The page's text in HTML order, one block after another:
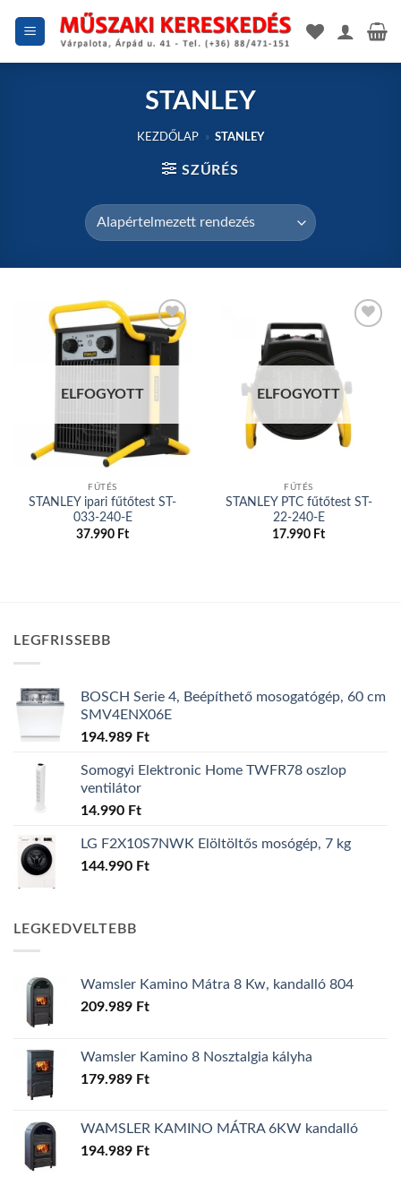
STANLEY
KEZDŐLAP » STANLEY
SZŰRÉS
Add to
wishlist
ELFOGYOTT
FŰTÉS
STANLEY ipari fűtőtest ST-
033-240-E
37.990 Ft
ELFOGYOTT
FŰTÉS
STANLEY PTC fűtőtest ST-
22-240-E
17.990 Ft
LEGFRISSEBB
BOSCH Serie 4, Beépíthető mosogatógép, 60 cm
SMV4ENX06E
194.989 Ft
Somogyi Elektronic Home TWFR78 oszlop
ventilátor
14.990 Ft
LG F2X10S7NWK Elöltöltős mosógép, 7 kg
144.990 Ft
LEGKEDVELTEBB
Wamsler Kamino Mátra 8 Kw, kandalló 804
209.989 Ft
Wamsler Kamino 8 Nosztalgia kályha
179.989 Ft
WAMSLER KAMINO MÁTRA 6KW kandalló
194.989 Ft